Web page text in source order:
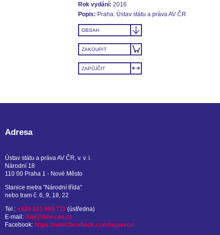
Rok vydání: 2016
Popis: Praha: Ústav státu a práva AV ČR
OBSAH
ZAKOUPIT
ZAPŮJČIT
Adresa
Ústav státu a práva AV ČR, v. v. i.
Národní 18
110 00 Praha 1 - Nové Město
Stanice metra "Národní třída"
nebo tram č. 6, 9, 18, 22
Tel.: +420 221 990 711 (ústředna)
E-mail: ilaw@ilaw.cas.cz
Facebook: https://www.facebook.com/uspavcr/